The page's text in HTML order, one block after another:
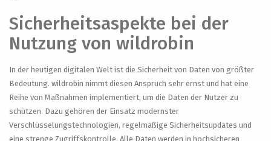
Sicherheitsaspekte bei der
Nutzung von wildrobin
In der heutigen digitalen Welt ist die Sicherheit von Daten von größter
Bedeutung. wildrobin nimmt diesen Anspruch sehr ernst und hat eine
Reihe von Maßnahmen implementiert, um die Daten der Nutzer zu
schützen. Dazu gehören der Einsatz modernster
Verschlüsselungstechnologien, regelmäßige Sicherheitsupdates und
eine strenge Zugriffskontrolle. Alle Daten werden in hochsicheren